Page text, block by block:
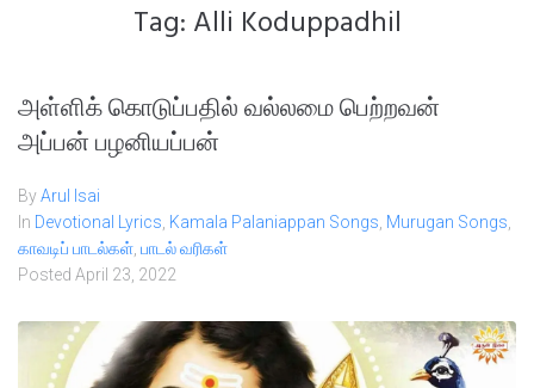
Tag: Alli Koduppadhil
அள்ளிக் கொடுப்பதில் வல்லமை பெற்றவன்
அப்பன் பழனியப்பன்
ByArul Isai
In Devotional Lyrics Kamala Palaniappan Songs Murugan Songs
காவடிப் பாடல்கள் பாடல் வரிகள்
Posted April 23, 2022